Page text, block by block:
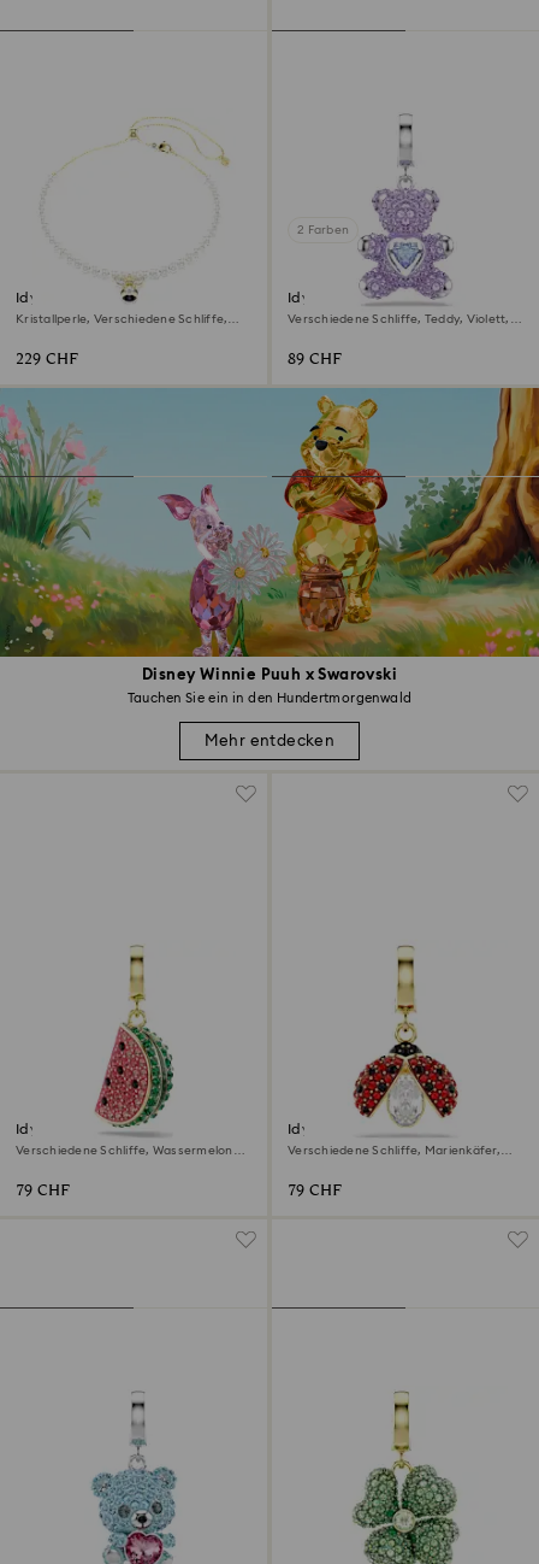
Disney Winnie Puuh x Swarovski
Tauchen Sie ein in den Hundertmorgenwald
Mehr entdecken
Idyllia Halsband
Kristallperle, Verschiedene Schliffe,
229 CHF
2 Farben
Idyllia Charm
Verschiedene Schliffe, Teddy, Violett,
89 CHF
Idyllia Charm
Verschiedene Schliffe, Wassermelone,
79 CHF
Idyllia Charm
Verschiedene Schliffe, Marienkäfer,
79 CHF